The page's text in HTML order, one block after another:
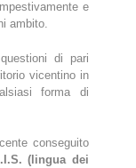
e
ambito.
di pari
vicentino in
forma di
conseguito
(lingua dei